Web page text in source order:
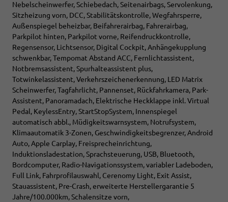
Nebelscheinwerfer, Schiebedach, Seitenairbags, Servolenkung,
Sitzheizung vorn, DCC, Stabilitätskontrolle, Wegfahrsperre,
Außenspiegel beheizbar, Beifahrerairbag, Fahrerairbag,
Parkpilot hinten, Parkpilot vorne, Reifendruckkontrolle,
Regensensor, Lichtsensor, Digital Cockpit, Anhängekupplung
schwenkbar, Tempomat Abstand ACC, Fernlichtassistent,
Notbremsassistent, Spurhalteassistent plus,
Totwinkelassistent, Verkehrszeichenerkennung, LED Matrix
Scheinwerfer, Tagfahrlicht, Pannenset, Rückfahrkamera, Park-
Assistent, Panoramadach, Elektrische Heckklappe inkl. Virtual
Pedal, KeylessEntry, StartStopSystem, Innenspiegel
automatisch abbl., Müdigkeitswarnsystem, Notrufsystem,
Klimaautomatik 3-Zonen, Geschwindigkeitsbegrenzer, Android
Auto, Apple Carplay, Freisprecheinrichtung,
Induktionsladestation, Sprachsteuerung, USB, Bluetooth,
Bordcomputer, Radio-Navigationssystem, variabler Ladeboden,
Full Link, Fahrprofilauswahl, Cerenomy Light, Exit Assist,
Stauassistent, Pre-Crash, erweiterte Herstellergarantie 5
Jahre/100.000km, Schalensitze vorn,